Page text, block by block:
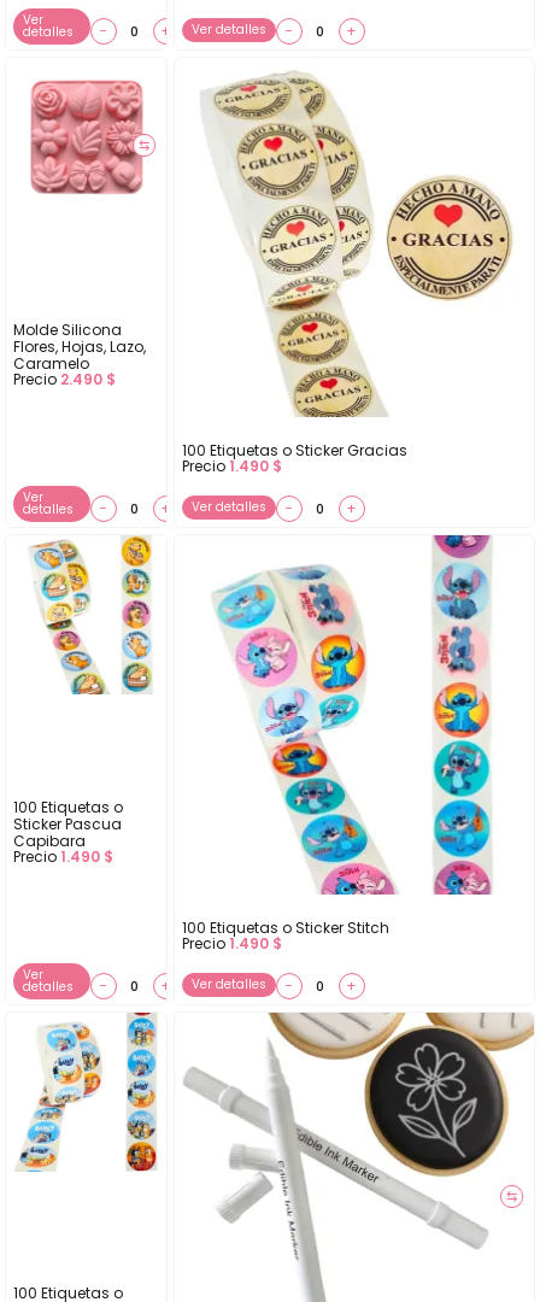
Ver
detalles − + Ver detalles − +
⇆
Molde Silicona
Flores, Hojas, Lazo,
Caramelo
Precio 2.490 $
Ver
detalles − +
100 Etiquetas o Sticker Gracias
Precio 1.490 $
Ver detalles − +
100 Etiquetas o
Sticker Pascua
Capibara
Precio 1.490 $
Ver
detalles − +
100 Etiquetas o Sticker Stitch
Precio 1.490 $
Ver detalles − +
100 Etiquetas o
⇆